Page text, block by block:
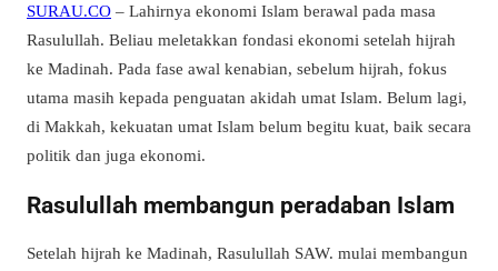
SURAU.CO – Lahirnya ekonomi Islam berawal pada masa
Rasulullah. Beliau meletakkan fondasi ekonomi setelah hijrah
ke Madinah. Pada fase awal kenabian, sebelum hijrah, fokus
utama masih kepada penguatan akidah umat Islam. Belum lagi,
di Makkah, kekuatan umat Islam belum begitu kuat, baik secara
politik dan juga ekonomi.
Rasulullah membangun peradaban Islam
Setelah hijrah ke Madinah, Rasulullah SAW. mulai membangun